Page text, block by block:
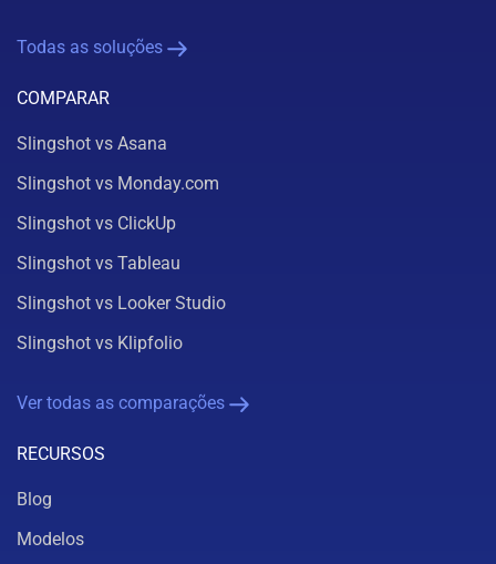
Todas as soluções
COMPARAR
Slingshot vs Asana
Slingshot vs Monday.com
Slingshot vs ClickUp
Slingshot vs Tableau
Slingshot vs Looker Studio
Slingshot vs Klipfolio
Ver todas as comparações
RECURSOS
Blog
Modelos